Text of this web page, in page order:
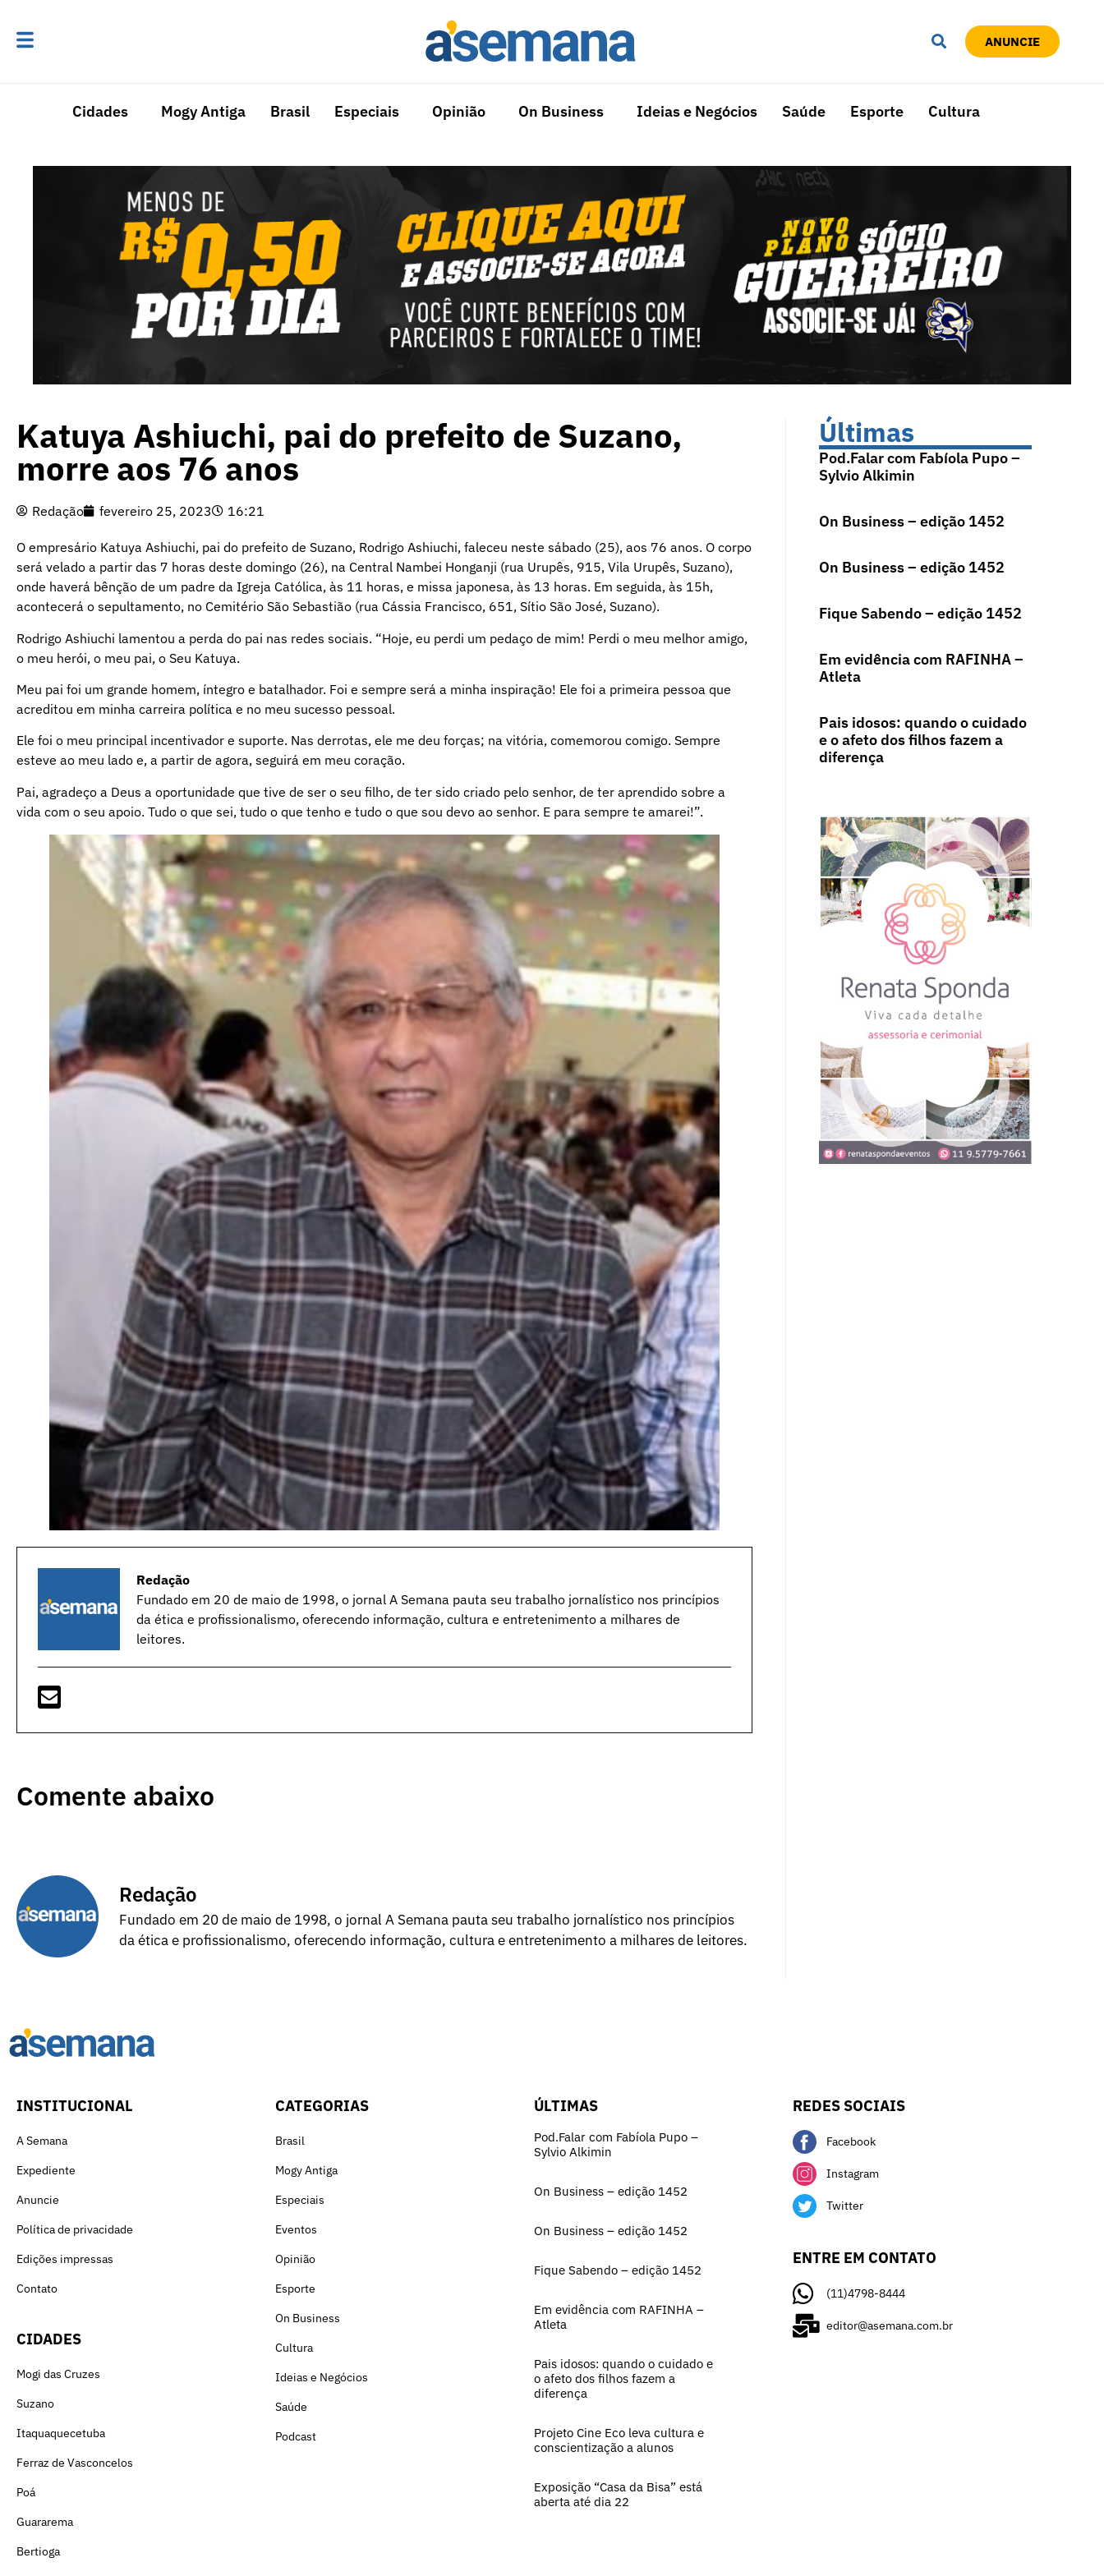
ANUNCIE
Cidades Mogy Antiga Brasil Especiais Opinião On Business Ideias e Negócios Saúde Esporte Cultura
Katuya Ashiuchi, pai do prefeito de Suzano,
morre aos 76 anos
Redação fevereiro 25, 2023 16:21
O empresário Katuya Ashiuchi, pai do prefeito de Suzano, Rodrigo Ashiuchi, faleceu neste sábado (25), aos 76 anos. O corpo
será velado a partir das 7 horas deste domingo (26), na Central Nambei Honganji (rua Urupês, 915, Vila Urupês, Suzano),
onde haverá bênção de um padre da Igreja Católica, às 11 horas, e missa japonesa, às 13 horas. Em seguida, às 15h,
acontecerá o sepultamento, no Cemitério São Sebastião (rua Cássia Francisco, 651, Sítio São José, Suzano).
Rodrigo Ashiuchi lamentou a perda do pai nas redes sociais. “Hoje, eu perdi um pedaço de mim! Perdi o meu melhor amigo,
o meu herói, o meu pai, o Seu Katuya.
Meu pai foi um grande homem, íntegro e batalhador. Foi e sempre será a minha inspiração! Ele foi a primeira pessoa que
acreditou em minha carreira política e no meu sucesso pessoal.
Ele foi o meu principal incentivador e suporte. Nas derrotas, ele me deu forças; na vitória, comemorou comigo. Sempre
esteve ao meu lado e, a partir de agora, seguirá em meu coração.
Pai, agradeço a Deus a oportunidade que tive de ser o seu filho, de ter sido criado pelo senhor, de ter aprendido sobre a
vida com o seu apoio. Tudo o que sei, tudo o que tenho e tudo o que sou devo ao senhor. E para sempre te amarei!”.
Redação
Fundado em 20 de maio de 1998, o jornal A Semana pauta seu trabalho jornalístico nos princípios
da ética e profissionalismo, oferecendo informação, cultura e entretenimento a milhares de
leitores.
Comente abaixo
Redação
Fundado em 20 de maio de 1998, o jornal A Semana pauta seu trabalho jornalístico nos princípios
da ética e profissionalismo, oferecendo informação, cultura e entretenimento a milhares de leitores.
Últimas
Pod.Falar com Fabíola Pupo –
Sylvio Alkimin
On Business – edição 1452
On Business – edição 1452
Fique Sabendo – edição 1452
Em evidência com RAFINHA –
Atleta
Pais idosos: quando o cuidado
e o afeto dos filhos fazem a
diferença
INSTITUCIONAL
A Semana
Expediente
Anuncie
Política de privacidade
Edições impressas
Contato
CIDADES
Mogi das Cruzes
Suzano
Itaquaquecetuba
Ferraz de Vasconcelos
Poá
Guararema
Bertioga
CATEGORIAS
Brasil
Mogy Antiga
Especiais
Eventos
Opinião
Esporte
On Business
Cultura
Ideias e Negócios
Saúde
Podcast
ÚLTIMAS
Pod.Falar com Fabíola Pupo –
Sylvio Alkimin
On Business – edição 1452
On Business – edição 1452
Fique Sabendo – edição 1452
Em evidência com RAFINHA –
Atleta
Pais idosos: quando o cuidado e
o afeto dos filhos fazem a
diferença
Projeto Cine Eco leva cultura e
conscientização a alunos
Exposição “Casa da Bisa” está
aberta até dia 22
REDES SOCIAIS
Facebook
Instagram
Twitter
ENTRE EM CONTATO
(11)4798-8444
editor@asemana.com.br